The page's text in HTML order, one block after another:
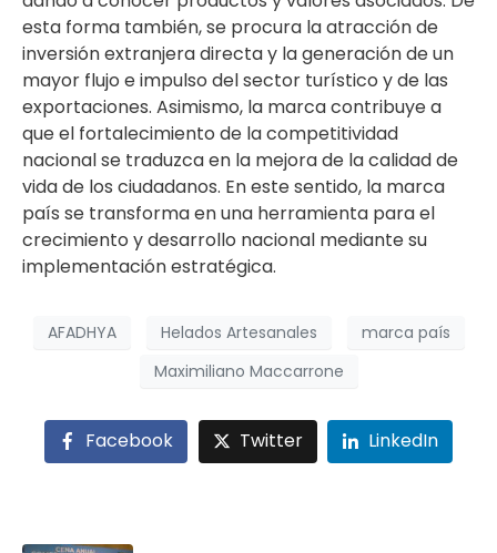
esta forma también, se procura la atracción de
inversión extranjera directa y la generación de un
mayor flujo e impulso del sector turístico y de las
exportaciones. Asimismo, la marca contribuye a
que el fortalecimiento de la competitividad
nacional se traduzca en la mejora de la calidad de
vida de los ciudadanos. En este sentido, la marca
país se transforma en una herramienta para el
crecimiento y desarrollo nacional mediante su
implementación estratégica.
AFADHYA Helados Artesanales
marca país
Maximiliano Maccarrone
Facebook Twitter LinkedIn